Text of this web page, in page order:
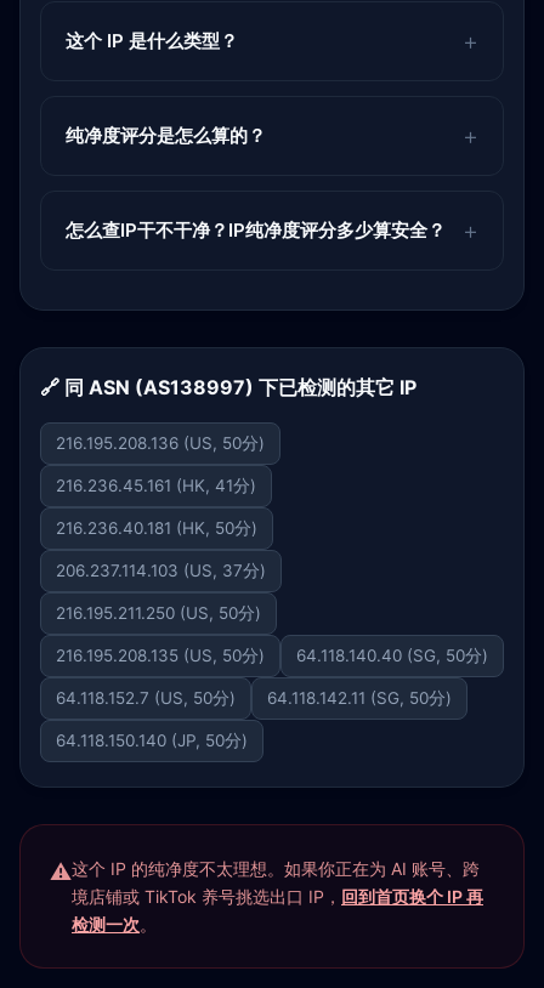
这个 IP 是什么类型？
纯净度评分是怎么算的？
怎么查IP干不干净？IP纯净度评分多少算安全？
🔗 同 ASN (AS138997) 下已检测的其它 IP
216.195.208.136 (US, 50分)
216.236.45.161 (HK, 41分)
216.236.40.181 (HK, 50分)
206.237.114.103 (US, 37分)
216.195.211.250 (US, 50分)
216.195.208.135 (US, 50分) 64.118.140.40 (SG, 50分)
64.118.152.7 (US, 50分) 64.118.142.11 (SG, 50分)
64.118.150.140 (JP, 50分)
这个 IP 的纯净度不太理想。如果你正在为 AI 账号、跨
境店铺或 TikTok 养号挑选出口 IP， 回到首页换个 IP 再
检测一次。